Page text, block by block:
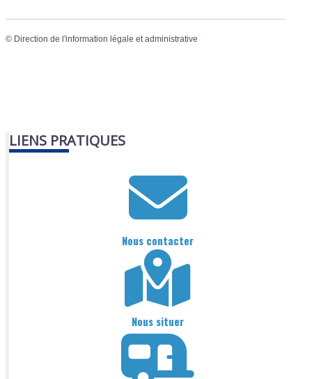
© Direction de l'information légale et administrative
LIENS PRATIQUES
Nous contacter
Nous situer